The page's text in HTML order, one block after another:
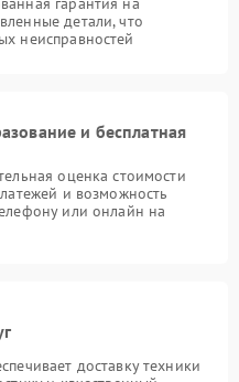
детали, что
неисправностей
и бесплатная
оценка стоимости
и возможность
или онлайн на
доставку техники